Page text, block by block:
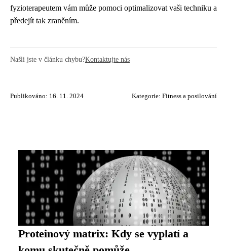
fyzioterapeutem vám může pomoci optimalizovat vaši techniku a
předejít tak zraněním.
Našli jste v článku chybu?Kontaktujte nás
Publikováno: 16. 11. 2024 Kategorie: Fitness a posilování
Proteinový matrix: Kdy se vyplatí a